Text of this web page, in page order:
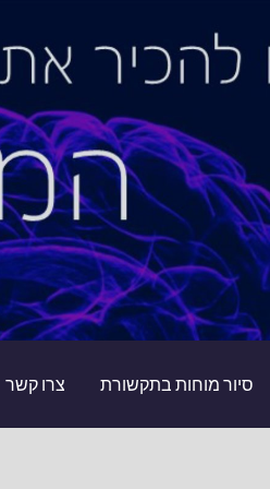
סיור מוחות בתקשורת צרו קשר